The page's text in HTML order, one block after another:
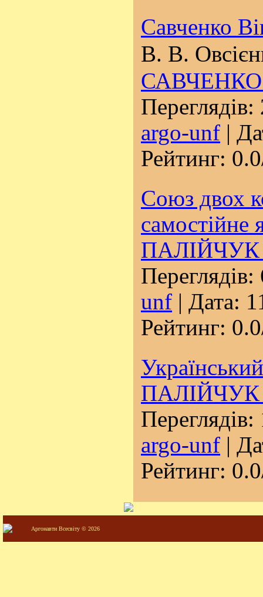
Савченко
В. В.
САВЧЕНКО
argo-unf |
Рейтинг:
Союз двох
самостійне
ПАЛІЙЧУК
unf | Дата:
Рейтинг:
ПАЛІЙЧУК
argo-unf |
Рейтинг:
Аргонавти Всесвіту © 2026